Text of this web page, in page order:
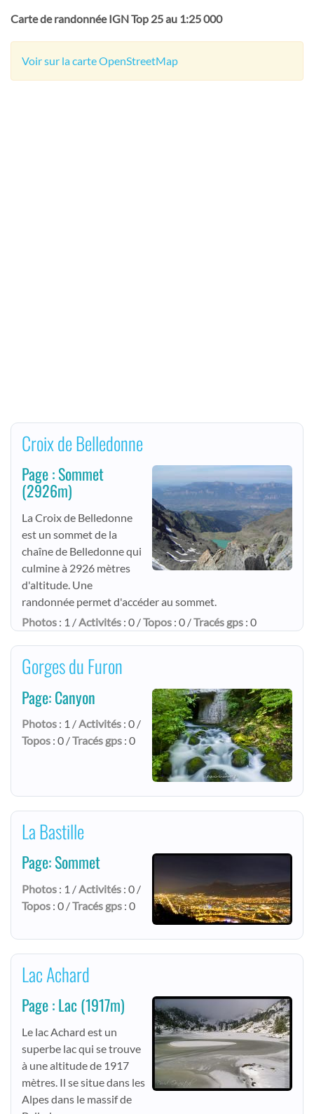
Carte de randonnée IGN Top 25 au 1:25 000
Voir sur la carte OpenStreetMap
Croix de Belledonne
Page : Sommet
(2926m)
La Croix de Belledonne
est un sommet de la
chaîne de Belledonne qui
culmine à 2926 mètres
d'altitude. Une
randonnée permet d'accéder au sommet.
Photos : 1 /Activités : 0 /Topos : 0 /Tracés gps : 0
Gorges du Furon
Page: Canyon
Photos : 1 /Activités : 0 /
Topos : 0 /Tracés gps : 0
La Bastille
Page: Sommet
Photos : 1 / Activités : 0 /
Topos : 0 /Tracés gps : 0
Lac Achard
Page : Lac(1917m)
Le lac Achard est un
superbe lac qui se trouve
à une altitude de 1917
mètres. Il se situe dans les
Alpes dans le massif de